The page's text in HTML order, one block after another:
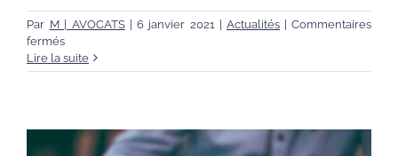
Par M | AVOCATS 6 janvier 2021 Actualités
Commentaires
ferméssur
Droit
social
réunions
Lire la suite